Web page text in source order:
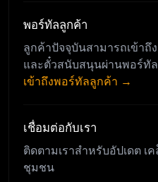
พอร์ทัลลูกค้า
ลูกค้าปัจจุบันสามารถเข้าถึ
และตั๋วสนับสนุนผ่านพอร์ทั
เข้าถึงพอร์ทัลลูกค้า →
เชื่อมต่อกับเรา
ติดตามเราสำหรับอัปเดต
ชุมชน